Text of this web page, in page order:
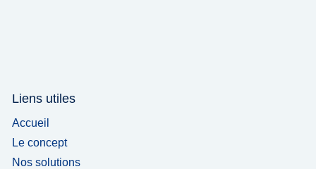
Liens utiles
Accueil
Le concept
Nos solutions